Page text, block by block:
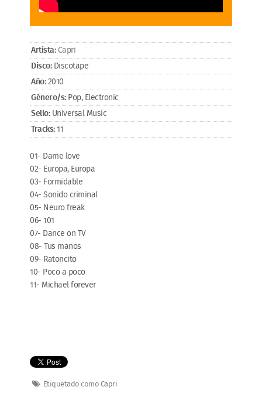
Artista: Capri
Disco: Discotape
Año:2010
Género/s:Pop, Electronic
Sello: Universal Music
Tracks:11
01- Dame love
02- Europa, Europa
03- Formidable
04- Sonido criminal
05- Neuro freak
06- 101
07- Dance on TV
08- Tus manos
09- Ratoncito
10- Poco a poco
11- Michael forever
Etiquetado comoCapri